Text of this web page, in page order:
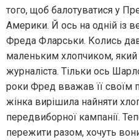
того, щоб балотуватися у
Америки. Й ось на одній із
Фреда Фларськи. Колись
маленьким хлопчиком, який
журналіста. Тільки ось
роки Фред вважав її своїм
жінка вирішила найняти
передвиборної кампанії.
пережити разом, хочуть